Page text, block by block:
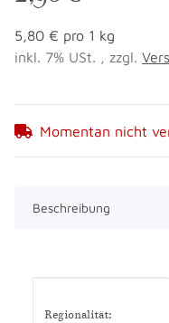
5,80 € pro 1 kg
inkl. 7% USt. , zzgl.
Momentan nicht
Beschreibung
Regionalität: